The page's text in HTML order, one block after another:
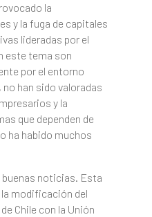
la
y la fuga de capitales
lideradas por el
este tema son
por el entorno
han sido valoradas
y la
que dependen de
ha habido muchos
noticias. Esta
modificación del
Chile con la Unión